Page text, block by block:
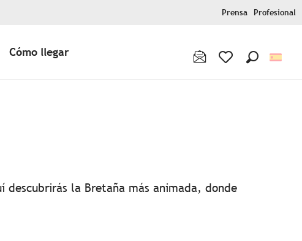
Prensa Profesional
Cómo llegar
favoris
la Bretaña más animada, donde